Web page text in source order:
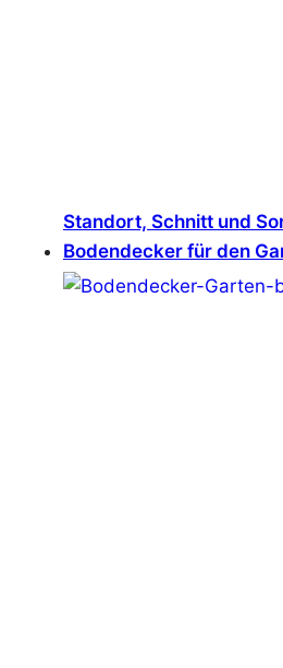
Standort, Schnitt und
Bodendecker für den